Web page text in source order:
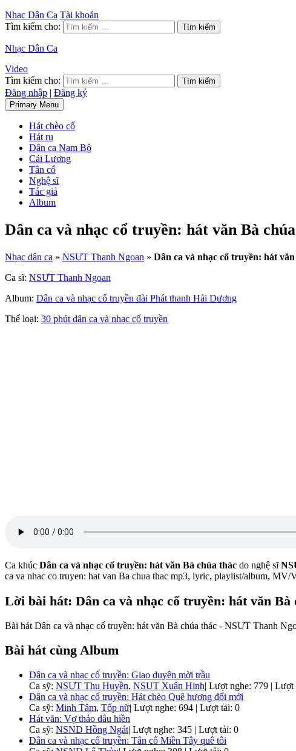
Nhạc Dân Ca Tài khoản
Tìm kiếm cho:
Nhạc Dân Ca
Video
Tìm kiếm cho:
Đăng nhập | Đăng ký
Primary Menu
Hát chèo cổ
Hát ru
Dân ca Nam Bộ
Cải Lương
Tân cổ
Nghệ sĩ
Tác giả
Album
Dân ca và nhạc cổ truyền: hát văn Bà
Nhạc dân ca » NSƯT Thanh Ngoan » Dân ca và nhạc cổ truyền: hát
Ca sĩ: NSƯT Thanh Ngoan
Album: Dân ca và nhạc cổ truyền đài Phát thanh Hải Dương
Thể loại: 30 phút dân ca và nhạc cổ truyền
Ca khúc Dân ca và nhạc cổ truyền: hát văn Bà chúa thác do nghệ sĩ
ca va nhac co truyen: hat van Ba chua thac mp3, lyric, playlist/album,
Lời bài hát: Dân ca và nhạc cổ truyền: hát văn Bà
Bài hát Dân ca và nhạc cổ truyền: hát văn Bà chúa thác - NSƯT Thanh
Bài hát cùng Album
Dân ca và nhạc cổ truyền: Giao duyên mời trầu
Ca sỹ: NSƯT Thu Huyền, NSUT Xuân Hinh| Lượt nghe: 779 | Lượt
Dân ca và nhạc cổ truyền: Hát chèo Quê hương đổi mới
Ca sỹ: Minh Tâm, Tốp nữ| Lượt nghe: 694 | Lượt tải: 0
Hát văn: Vợ thảo dâu hiền
Ca sỹ: NSND Hồng Ngát| Lượt nghe: 345 | Lượt tải: 0
Dân ca và nhạc cổ truyền: Tân cổ Miền Tây quê tôi